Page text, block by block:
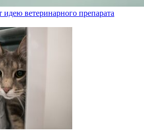
ветеринарного препарата